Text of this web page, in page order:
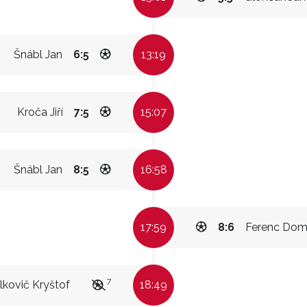
Šnábl Jan 6:5 13:19
Kroča Jiří 7:5 15:07
Šnábl Jan 8:5 16:58
17:59 Ferenc
8:6
Kryštof 7 18:49